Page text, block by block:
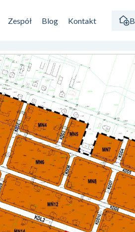
Zespół Blog Kontakt